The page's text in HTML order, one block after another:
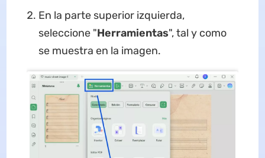
En la parte superior izquierda,
seleccione "Herramientas", tal y como
se muestra en la imagen.